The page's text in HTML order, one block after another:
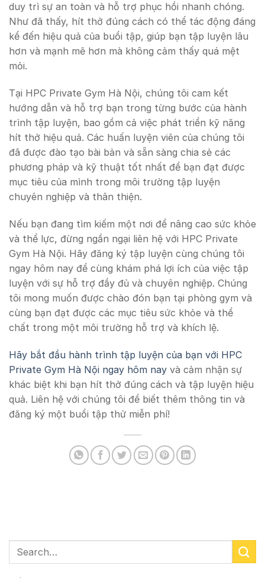
duy trì sự an toàn và hỗ trợ phục hồi nhanh chóng.
Như đã thấy, hít thở đúng cách có thể tác động đáng
kể đến hiệu quả của buổi tập, giúp bạn tập luyện lâu
hơn và mạnh mẽ hơn mà không cảm thấy quá mệt
mỏi.
Tại HPC Private Gym Hà Nội, chúng tôi cam kết
hướng dẫn và hỗ trợ bạn trong từng bước của hành
trình tập luyện, bao gồm cả việc phát triển kỹ năng
hít thở hiệu quả. Các huấn luyện viên của chúng tôi
đã được đào tạo bài bản và sẵn sàng chia sẻ các
phương pháp và kỹ thuật tốt nhất để bạn đạt được
mục tiêu của mình trong môi trường tập luyện
chuyên nghiệp và thân thiện.
Nếu bạn đang tìm kiếm một nơi để nâng cao sức khỏe
và thể lực, đừng ngần ngại liên hệ với HPC Private
Gym Hà Nội. Hãy đăng ký tập luyện cùng chúng tôi
ngay hôm nay để cùng khám phá lợi ích của việc tập
luyện với sự hỗ trợ đầy đủ và chuyên nghiệp. Chúng
tôi mong muốn được chào đón bạn tại phòng gym và
cùng bạn đạt được các mục tiêu sức khỏe và thể
chất trong một môi trường hỗ trợ và khích lệ.
Hãy bắt đầu hành trình tập luyện của bạn với HPC
Private Gym Hà Nội ngay hôm nay và cảm nhận sự
khác biệt khi bạn hít thở đúng cách và tập luyện hiệu
quả. Liên hệ với chúng tôi để biết thêm thông tin và
đăng ký một buổi tập thử miễn phí!